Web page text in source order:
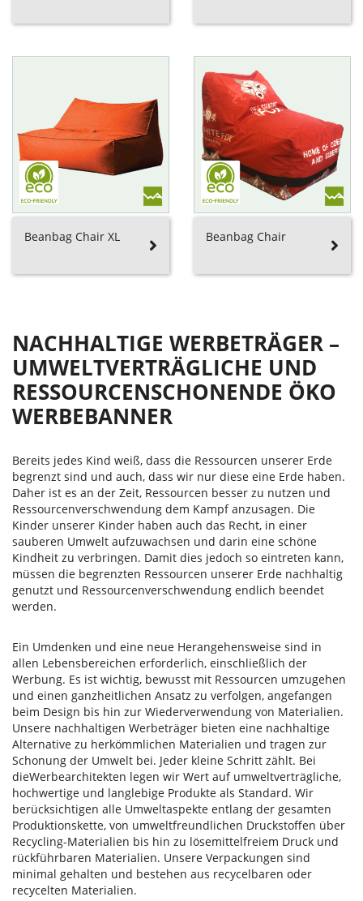
Beanbag Chair XL Beanbag Chair
NACHHALTIGE WERBETRÄGER –
UMWELTVERTRÄGLICHE UND
RESSOURCENSCHONENDE ÖKO
WERBEBANNER
Bereits jedes Kind weiß, dass die Ressourcen unserer Erde
begrenzt sind und auch, dass wir nur diese eine Erde haben.
Daher ist es an der Zeit, Ressourcen besser zu nutzen und
Ressourcenverschwendung dem Kampf anzusagen. Die
Kinder unserer Kinder haben auch das Recht, in einer
sauberen Umwelt aufzuwachsen und darin eine schöne
Kindheit zu verbringen. Damit dies jedoch so eintreten kann,
müssen die begrenzten Ressourcen unserer Erde nachhaltig
genutzt und Ressourcenverschwendung endlich beendet
werden.
Ein Umdenken und eine neue Herangehensweise sind in
allen Lebensbereichen erforderlich, einschließlich der
Werbung. Es ist wichtig, bewusst mit Ressourcen umzugehen
und einen ganzheitlichen Ansatz zu verfolgen, angefangen
beim Design bis hin zur Wiederverwendung von Materialien.
Unsere nachhaltigen Werbeträger bieten eine nachhaltige
Alternative zu herkömmlichen Materialien und tragen zur
Schonung der Umwelt bei. Jeder kleine Schritt zählt. Bei
dieWerbearchitekten legen wir Wert auf umweltverträgliche,
hochwertige und langlebige Produkte als Standard. Wir
berücksichtigen alle Umweltaspekte entlang der gesamten
Produktionskette, von umweltfreundlichen Druckstoffen über
Recycling-Materialien bis hin zu lösemittelfreiem Druck und
rückführbaren Materialien. Unsere Verpackungen sind
minimal gehalten und bestehen aus recycelbaren oder
recycelten Materialien.